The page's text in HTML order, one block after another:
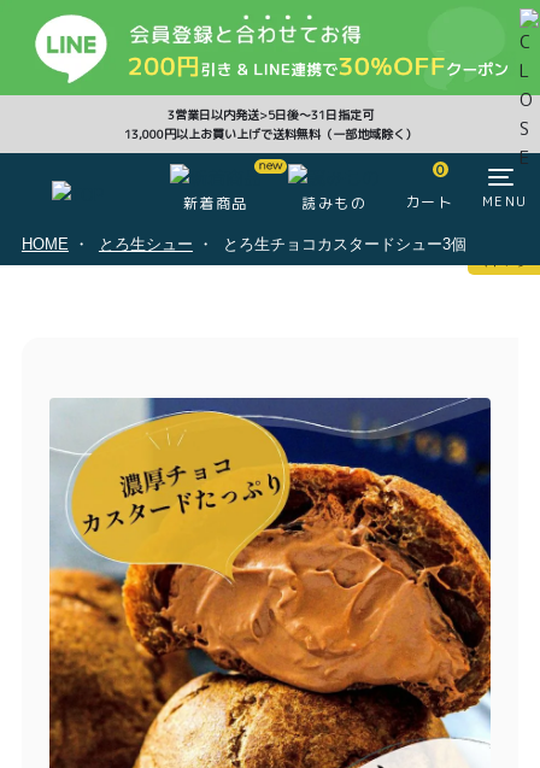
3営業日以内発送>5日後〜31日指定可
13,000円以上お買い上げで送料無料（一部地域除く）
新着商品 読みもの
0
カート MENU
CLOSE
0
商品一覧
とろ生ガトーショコラ
とろ生 まとめ買いお得
セット
お中元
とろ生チーズケーキ
濃抹茶とろ生ガトーシ
ョコラ
とろ生シュー
HOME とろ生シュー とろ生チョコカスタードシュー3個